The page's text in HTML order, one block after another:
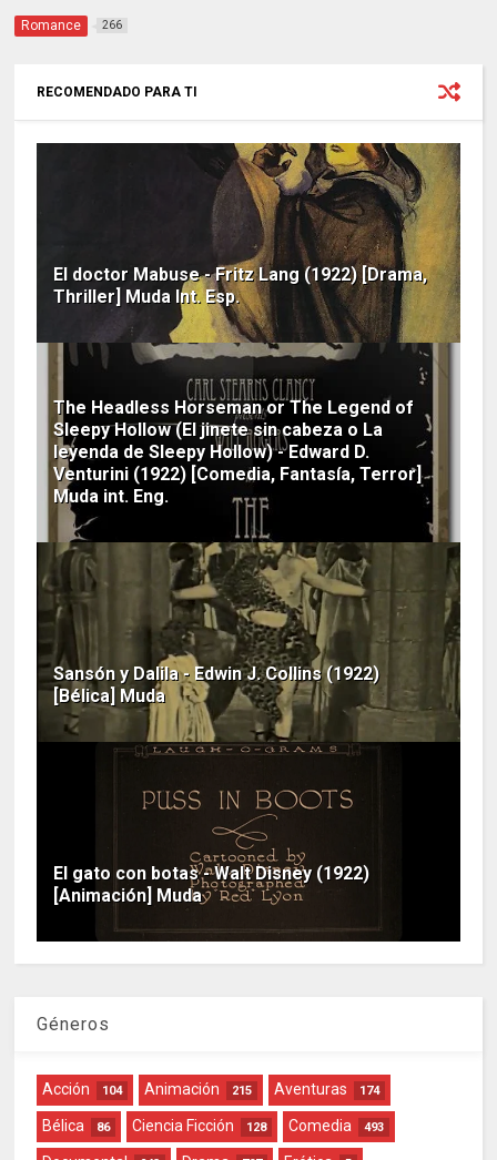
Romance 266
RECOMENDADO PARA TI
El doctor Mabuse - Fritz Lang (1922) [Drama,
Thriller] Muda Int. Esp.
The Headless Horseman or The Legend of
Sleepy Hollow (El jinete sin cabeza o La
leyenda de Sleepy Hollow) - Edward D.
Venturini (1922) [Comedia, Fantasía, Terror]
Muda int. Eng.
Sansón y Dalila - Edwin J. Collins (1922)
[Bélica] Muda
El gato con botas - Walt Disney (1922)
[Animación] Muda
Géneros
Acción 104 Animación 215 Aventuras 174
Bélica 86 Ciencia Ficción 128 Comedia 493